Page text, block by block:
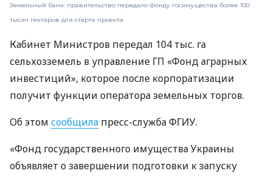
Земельный банк: правительство передало Фонду госимущества более 100
тысяч гектаров для старта проекта
Кабинет Министров передал 104 тыс. га
сельхозземель в управление ГП «Фонд аграрных
инвестиций», которое после корпоратизации
получит функции оператора земельных торгов.
Об этом сообщила пресс-служба ФГИУ.
«Фонд государственного имущества Украины
объявляет о завершении подготовки к запуску